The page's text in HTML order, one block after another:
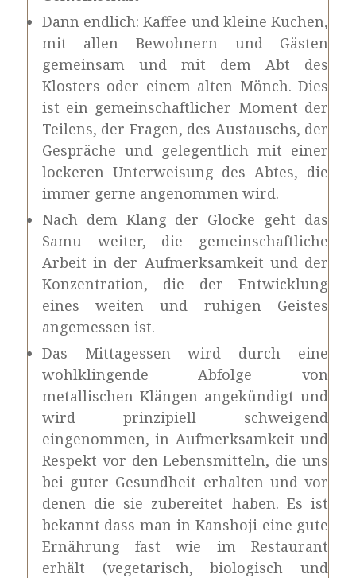
Dann endlich: Kaffee und kleine Kuchen,
mit allen Bewohnern und Gästen
gemeinsam und mit dem Abt des
Klosters oder einem alten Mönch. Dies
ist ein gemeinschaftlicher Moment der
Teilens, der Fragen, des Austauschs, der
Gespräche und gelegentlich mit einer
lockeren Unterweisung des Abtes, die
immer gerne angenommen wird.
Nach dem Klang der Glocke geht das
Samu weiter, die gemeinschaftliche
Arbeit in der Aufmerksamkeit und der
Konzentration, die der Entwicklung
eines weiten und ruhigen Geistes
angemessen ist.
Das Mittagessen wird durch eine
wohlklingende Abfolge von
metallischen Klängen angekündigt und
wird prinzipiell schweigend
eingenommen, in Aufmerksamkeit und
Respekt vor den Lebensmitteln, die uns
bei guter Gesundheit erhalten und vor
denen die sie zubereitet haben. Es ist
bekannt dass man in Kanshoji eine gute
Ernährung fast wie im Restaurant
erhält (vegetarisch, biologisch und